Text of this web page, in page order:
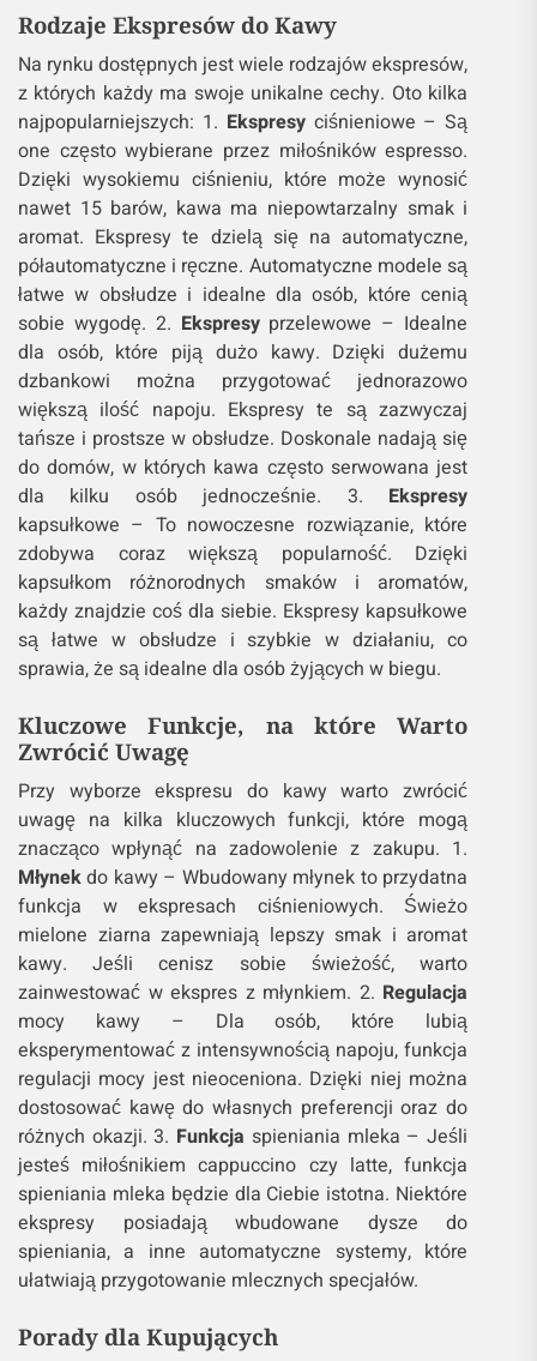
Rodzaje Ekspresów do Kawy
Na rynku dostępnych jest wiele rodzajów ekspresów,
z których każdy ma swoje unikalne cechy. Oto kilka
najpopularniejszych: 1. Ekspresyciśnieniowe – Są
one często wybierane przez miłośników espresso.
Dzięki wysokiemu ciśnieniu, które może wynosić
nawet 15 barów, kawa ma niepowtarzalny smak i
aromat. Ekspresy te dzielą się na automatyczne,
półautomatyczne i ręczne. Automatyczne modele są
łatwe w obsłudze i idealne dla osób, które cenią
sobie wygodę. 2. Ekspresyprzelewowe – Idealne
dla osób, które piją dużo kawy. Dzięki dużemu
dzbankowi można przygotować jednorazowo
większą ilość napoju. Ekspresy te są zazwyczaj
tańsze i prostsze w obsłudze. Doskonale nadają się
do domów, w których kawa często serwowana jest
dla kilku osób jednocześnie. 3. Ekspresy
kapsułkowe – To nowoczesne rozwiązanie, które
zdobywa coraz większą popularność. Dzięki
kapsułkom różnorodnych smaków i aromatów,
każdy znajdzie coś dla siebie. Ekspresy kapsułkowe
są łatwe w obsłudze i szybkie w działaniu, co
sprawia, że są idealne dla osób żyjących w biegu.
Kluczowe Funkcje, na które Warto
Zwrócić Uwagę
Przy wyborze ekspresu do kawy warto zwrócić
uwagę na kilka kluczowych funkcji, które mogą
znacząco wpłynąć na zadowolenie z zakupu. 1.
Młynekdo kawy – Wbudowany młynek to przydatna
funkcja w ekspresach ciśnieniowych. Świeżo
mielone ziarna zapewniają lepszy smak i aromat
kawy. Jeśli cenisz sobie świeżość, warto
zainwestować w ekspres z młynkiem. 2. Regulacja
mocy kawy – Dla osób, które lubią
eksperymentować z intensywnością napoju, funkcja
regulacji mocy jest nieoceniona. Dzięki niej można
dostosować kawę do własnych preferencji oraz do
różnych okazji. 3. Funkcja spieniania mleka – Jeśli
jesteś miłośnikiem cappuccino czy latte, funkcja
spieniania mleka będzie dla Ciebie istotna. Niektóre
ekspresy posiadają wbudowane dysze do
spieniania, a inne automatyczne systemy, które
ułatwiają przygotowanie mlecznych specjałów.
Porady dla Kupujących